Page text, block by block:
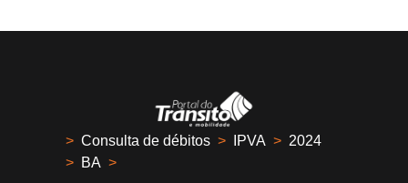
> Consulta de débitos > IPVA > 2024
> BA >